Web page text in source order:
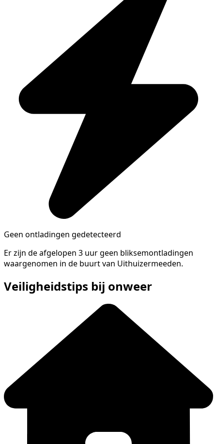
Geen ontladingen gedetecteerd
Er zijn de afgelopen 3 uur geen bliksemontladingen
waargenomen in de buurt van Uithuizermeeden.
Veiligheidstips bij onweer